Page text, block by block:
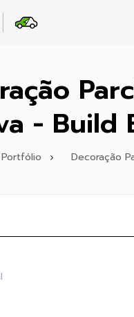
- Build
Portfólio Decoração